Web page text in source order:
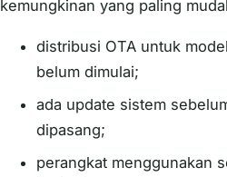
kemungkinan yang paling
distribusi OTA untuk
belum dimulai;
ada update sistem
dipasang;
perangkat menggunakan